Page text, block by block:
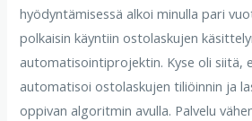
hyödyntämisessä alkoi minulla pari
polkaisin käyntiin ostolaskujen
automatisointiprojektin. Kyse oli siitä,
automatisoi ostolaskujen tiliöinnin ja
oppivan algoritmin avulla. Palvelu